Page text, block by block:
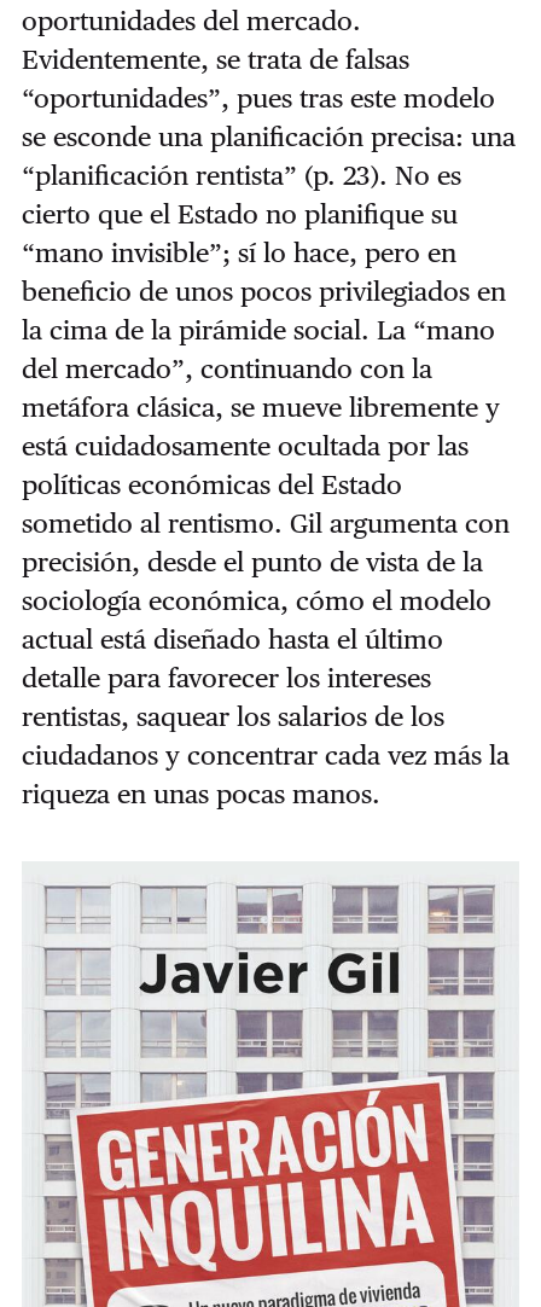
oportunidades del mercado.
Evidentemente, se trata de falsas
“oportunidades”, pues tras este modelo
se esconde una planificación precisa: una
“planificación rentista” (p. 23). No es
cierto que el Estado no planifique su
“mano invisible”; sí lo hace, pero en
beneficio de unos pocos privilegiados en
la cima de la pirámide social. La “mano
del mercado”, continuando con la
metáfora clásica, se mueve libremente y
está cuidadosamente ocultada por las
políticas económicas del Estado
sometido al rentismo. Gil argumenta con
precisión, desde el punto de vista de la
sociología económica, cómo el modelo
actual está diseñado hasta el último
detalle para favorecer los intereses
rentistas, saquear los salarios de los
ciudadanos y concentrar cada vez más la
riqueza en unas pocas manos.